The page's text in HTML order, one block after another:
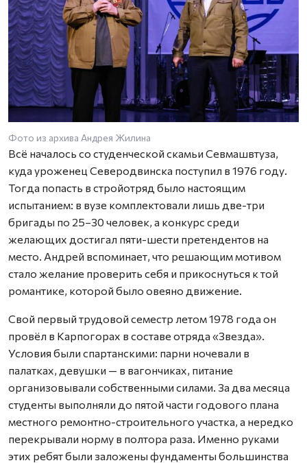
Фото из архива Андрея Жилина
Всё началось со студенческой скамьи Севмашвтуза,
куда уроженец Северодвинска поступил в 1976 году.
Тогда попасть в стройотряд было настоящим
испытанием: в вузе комплектовали лишь две-три
бригады по 25–30 человек, а конкурс среди
желающих достигал пяти-шести претендентов на
место. Андрей вспоминает, что решающим мотивом
стало желание проверить себя и прикоснуться к той
романтике, которой было овеяно движение.
Свой первый трудовой семестр летом 1978 года он
провёл в Карпогорах в составе отряда «Звезда».
Условия были спартанскими: парни ночевали в
палатках, девушки — в вагончиках, питание
организовывали собственными силами. За два месяца
студенты выполняли до пятой части годового плана
местного ремонтно-строительного участка, а нередко
перекрывали норму в полтора раза. Именно руками
этих ребят были заложены фундаменты большинства